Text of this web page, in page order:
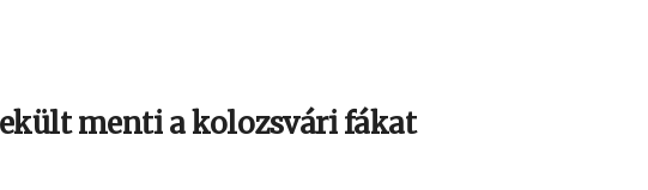
menti a kolozsvári fákat